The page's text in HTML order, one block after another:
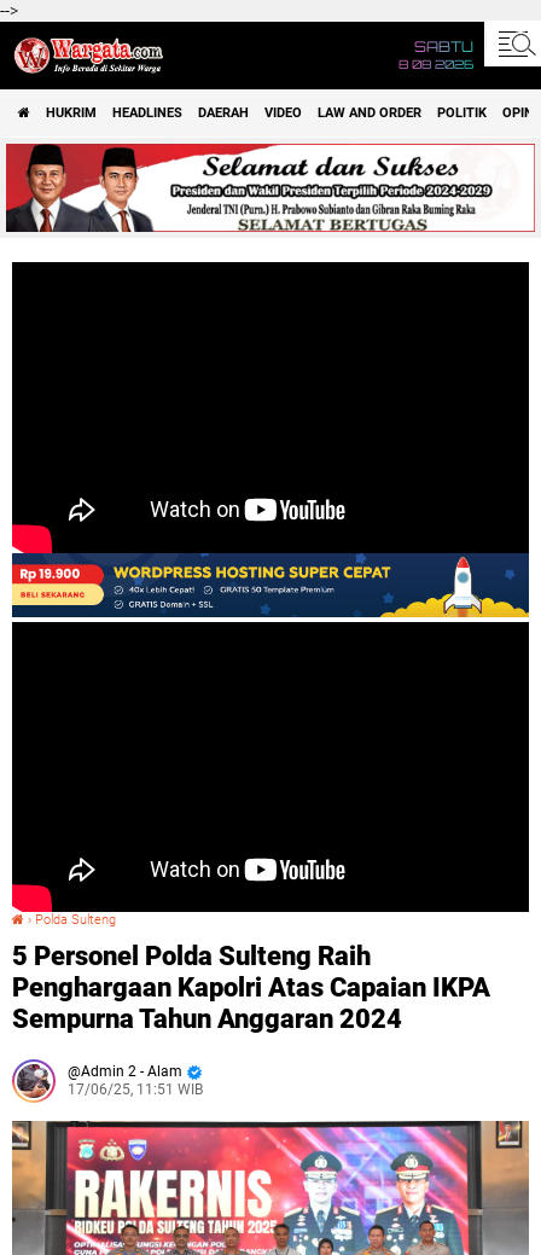
-->
SABTU
8 08 2026
HUKRIM HEADLINES DAERAH VIDEO LAW AND ORDER POLITIK OPINI
› Polda Sulteng
5 Personel Polda Sulteng Raih
Penghargaan Kapolri Atas Capaian IKPA
Sempurna Tahun Anggaran 2024
Admin 2 - Alam
17/06/25, 11:51 WIB